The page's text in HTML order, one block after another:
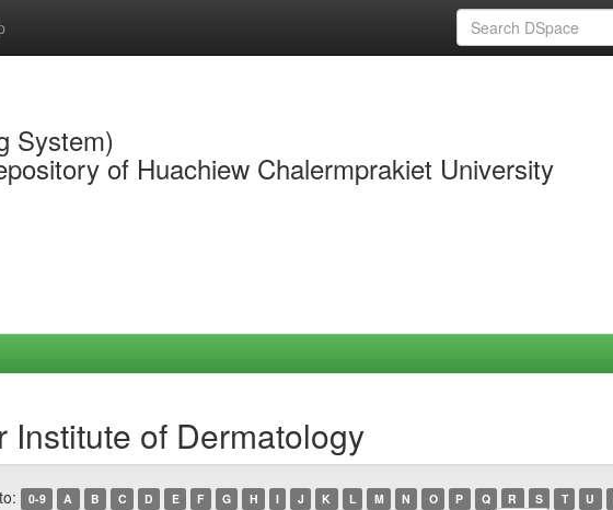
System)
of Huachiew Chalermprakiet University
Institute of Dermatology
0-9 A B C D E F G H I J K L M N O P Q R S T U